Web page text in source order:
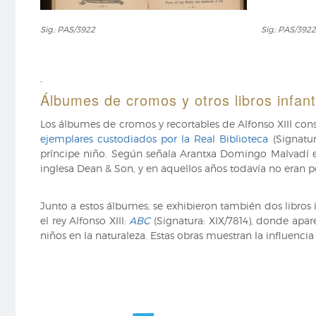
PAS/3922
Sig.: PAS/3922
PAS/3922
Sig.: PAS/3922
Álbumes de cromos y otros libros
Los álbumes de cromos y recortables de Alfonso XIII
ejemplares custodiados por la Real Biblioteca
príncipe niño. Según señala Arantxa Domingo Malvadí
inglesa Dean & Son, y en aquellos años todavía no eran
Junto a estos álbumes, se exhibieron también dos
el rey Alfonso XIII: ABC (Signatura: XIX/7814), donde
niños en la naturaleza. Estas obras muestran la